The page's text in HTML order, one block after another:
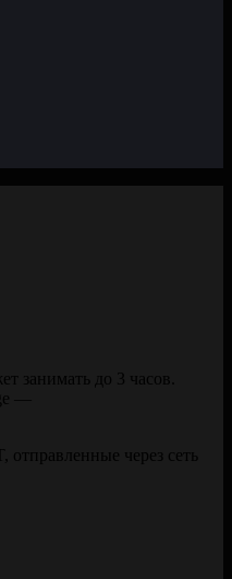
занимать до 3 часов.
—
через сеть